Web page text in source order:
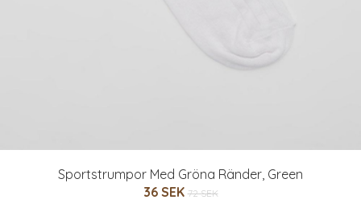
Sportstrumpor Med Gröna Ränder, Green
36 SEK 72 SEK